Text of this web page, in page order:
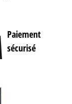
Paiement
sécurisé